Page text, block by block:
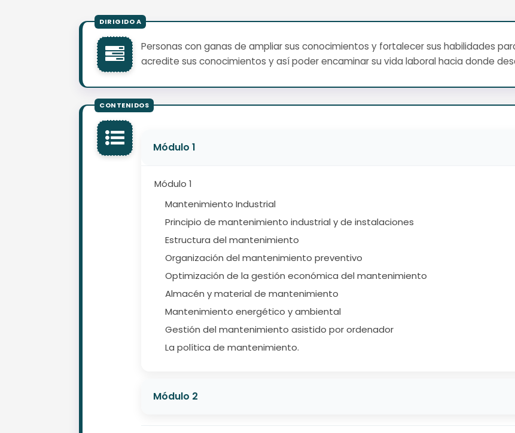
Personas con ganas de ampliar sus conocimientos y fortalecer sus habilidades
acredite sus conocimientos y así poder encaminar su vida laboral hacia donde
Módulo 1
Módulo 1
Mantenimiento Industrial
Principio de mantenimiento industrial y de instalaciones
Estructura del mantenimiento
Organización del mantenimiento preventivo
Optimización de la gestión económica del mantenimiento
Almacén y material de mantenimiento
Mantenimiento energético y ambiental
Gestión del mantenimiento asistido por ordenador
La política de mantenimiento.
Módulo 2